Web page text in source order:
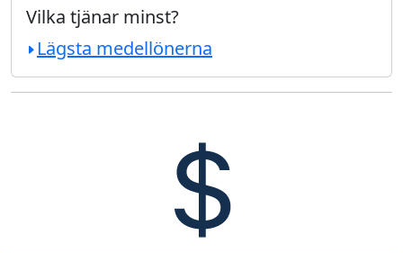
Vilka tjänar minst?
Lägsta medellönerna